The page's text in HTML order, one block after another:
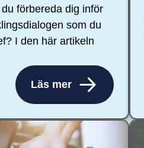
förbereda dig inför
som du
I den här artikeln
Läs mer